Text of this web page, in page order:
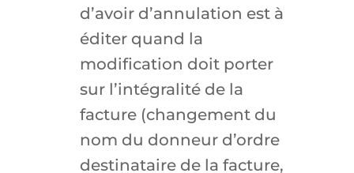
d’avoir d’annulation est à
éditer quand la
modification doit porter
sur l’intégralité de la
facture (changement du
nom du donneur d’ordre
destinataire de la facture,